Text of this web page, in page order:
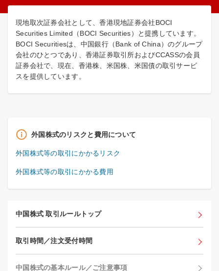
現地取次証券会社として、香港現地証券会社BOCI
Securities Limited（BOCI Securities）と提携しています。
BOCI Securitiesは、中国銀行（Bank of China）のグループ
会社のひとつであり、香港証券取引所およびCCASSの会員
証券会社で、現在、香港株、米国株、米国債の取引サービ
スを提供しています。
外国株式のリスクと費用について
外国株式等の取引にかかるリスク
外国株式等の取引にかかる費用
中国株式 取引ルールトップ
取引時間／注文受付時間
中国株式の基本ルール／ご注意事項